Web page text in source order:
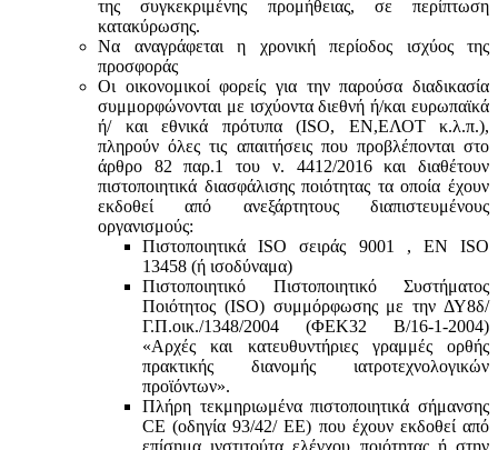
της συγκεκριμένης προμήθειας, σε περίπτωση
κατακύρωσης.
Να αναγράφεται η χρονική περίοδος ισχύος της
προσφοράς
Οι οικονομικοί φορείς για την παρούσα διαδικασία
συμμορφώνονται με ισχύοντα διεθνή ή/και ευρωπαϊκά
ή/ και εθνικά πρότυπα (ISO, ΕΝ,ΕΛΟΤ κ.λ.π.),
πληρούν όλες τις απαιτήσεις που προβλέπονται στο
άρθρο 82 παρ.1 του ν. 4412/2016 και διαθέτουν
πιστοποιητικά διασφάλισης ποιότητας τα οποία έχουν
εκδοθεί από ανεξάρτητους διαπιστευμένους
οργανισμούς:
Πιστοποιητικά ISO σειράς 9001 , ΕΝ ISO
13458 (ή ισοδύναμα)
Πιστοποιητικό Πιστοποιητικό Συστήματος
Ποιότητος (ISO) συμμόρφωσης με την ΔΥ8δ/
Γ.Π.οικ./1348/2004 (ΦΕΚ32 Β/16-1-2004)
«Αρχές και κατευθυντήριες γραμμές ορθής
πρακτικής διανομής ιατροτεχνολογικών
προϊόντων».
Πλήρη τεκμηριωμένα πιστοποιητικά σήμανσης
CE (οδηγία 93/42/ ΕΕ) που έχουν εκδοθεί από
επίσημα ινστιτούτα ελέγχου ποιότητας ή στην